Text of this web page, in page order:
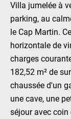
Villa jumelée à
parking, au
le Cap Martin.
horizontale de
charges
182,52 m² de
chaussée d'un
une cave, une
séjour avec coin